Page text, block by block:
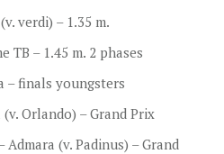
verdi) – 1.35 m.
TB – 1.45 m. 2 phases
– finals youngsters
Orlando) – Grand Prix
(v. Padinus) – Grand